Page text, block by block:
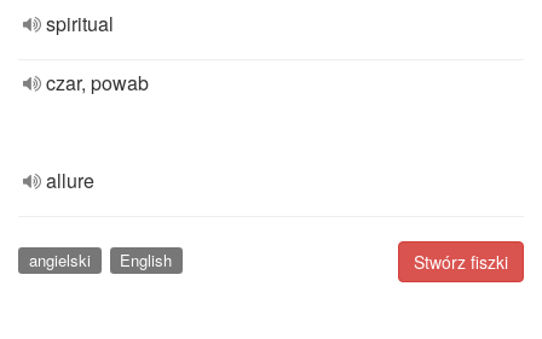
spiritual
czar, powab
allure
Stwórz fiszki
angielski English